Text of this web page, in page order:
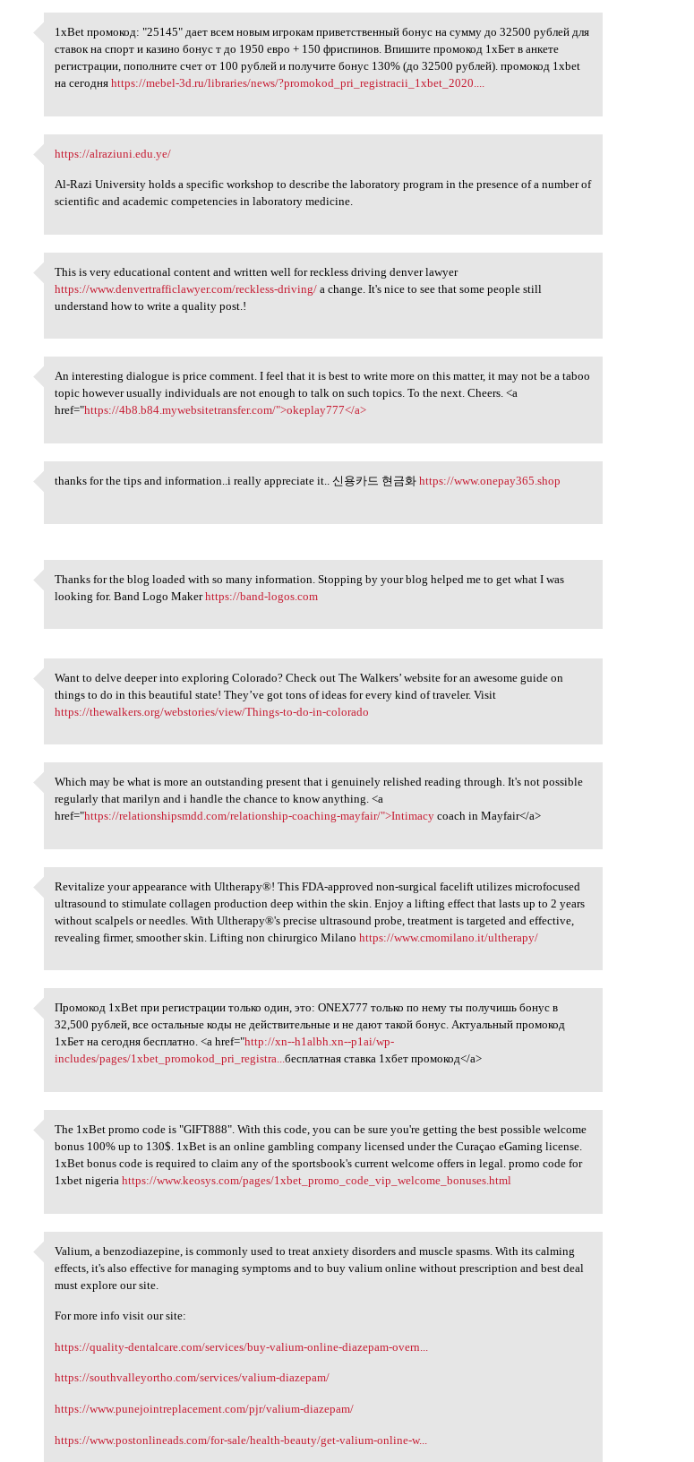
1xBet промокод: "25145" дает
1xBet промокод: "25145" дает всем новым игрокам приветственный бонус на сумму до 32500 рублей для
ставок на спорт и казино бонус т до 1950 евро + 150 фриспинов. Впишите промокод 1хБет в анкете
регистрации, пополните счет от 100 рублей и получите бонус 130% (до 32500 рублей). промокод 1xbet
на сегодняhttps://mebel-3d.ru/libraries/news/?promokod_pri_registracii_1xbet_2020....
https://alraziuni.edu.ye/
https://alraziuni.edu.ye/
Al-Razi University holds a specific workshop to describe the laboratory program in the presence of a number of
scientific and academic competencies in laboratory medicine.
This is very educational
This is very educational content and written well for reckless driving denver lawyer
https://www.denvertrafficlawyer.com/reckless-driving/ a change. It's nice to see that some people still
understand how to write a quality post.!
An interesting dialogue is
An interesting dialogue is price comment. I feel that it is best to write more on this matter, it may not be a taboo
topic however usually individuals are not enough to talk on such topics. To the next. Cheers. <a
href="https://4b8.b84.mywebsitetransfer.com/">okeplay777</a>
thanks for the tips and
thanks for the tips and information..i really appreciate it.. 신용카드 현금화https://www.onepay365.shop
Thanks for the blog loaded
Thanks for the blog loaded with so many information. Stopping by your blog helped me to get what I was
looking for. Band Logo Makerhttps://band-logos.com
Want to delve deeper into
Want to delve deeper into exploring Colorado? Check out The Walkers’ website for an awesome guide on
things to do in this beautiful state! They’ve got tons of ideas for every kind of traveler. Visit
https://thewalkers.org/webstories/view/Things-to-do-in-colorado
Which may be what is more an
Which may be what is more an outstanding present that i genuinely relished reading through. It's not possible
regularly that marilyn and i handle the chance to know anything. <a
href="https://relationshipsmdd.com/relationship-coaching-mayfair/">Intimacy coach in Mayfair</a>
Revitalize your appearance
Revitalize your appearance with Ultherapy®! This FDA-approved non-surgical facelift utilizes microfocused
ultrasound to stimulate collagen production deep within the skin. Enjoy a lifting effect that lasts up to 2 years
without scalpels or needles. With Ultherapy®'s precise ultrasound probe, treatment is targeted and effective,
revealing firmer, smoother skin. Lifting non chirurgico Milanohttps://www.cmomilano.it/ultherapy/
Промокод 1xBet при
Промокод 1xBet при регистрации только один, это: ONEX777 только по нему ты получишь бонус в
32,500 рублей, все остальные коды не действительные и не дают такой бонус. Актуальный промокод
1хБет на сегодня бесплатно. <a href="http://xn--h1albh.xn--p1ai/wp-
includes/pages/1xbet_promokod_pri_registra...бесплатная ставка 1хбет промокод</a>
The 1xBet promo code is
The 1xBet promo code is "GIFT888". With this code, you can be sure you're getting the best possible welcome
bonus 100% up to 130$. 1xBet is an online gambling company licensed under the Curaçao eGaming license.
1xBet bonus code is required to claim any of the sportsbook's current welcome offers in legal. promo code for
1xbet nigeriahttps://www.keosys.com/pages/1xbet_promo_code_vip_welcome_bonuses.html
Valium, a benzodiazepine, is
Valium, a benzodiazepine, is commonly used to treat anxiety disorders and muscle spasms. With its calming
effects, it's also effective for managing symptoms and to buy valium online without prescription and best deal
must explore our site.
For more info visit our site:
https://quality-dentalcare.com/services/buy-valium-online-diazepam-overn...
https://southvalleyortho.com/services/valium-diazepam/
https://www.punejointreplacement.com/pjr/valium-diazepam/
https://www.postonlineads.com/for-sale/health-beauty/get-valium-online-w...